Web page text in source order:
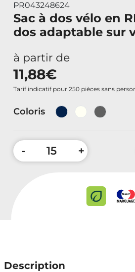
Art de Vivre à la Française
Plantes et Graines
Bien être & Sécurité
Sports, loisirs & jouets
Accessoires Auto & Vélo
PLV & Mobiliers Pub
Temps Forts de l'Année
PR043248624
Sac à dos vélo en
dos adaptable sur
à partir de
11,88€
Tarif indicatif pour 250 pièces sans
Coloris
- +
Description